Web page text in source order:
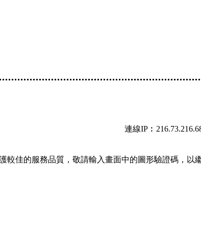
連線
較佳的服務品質，敬請輸入畫面中的圖形驗證碼，以